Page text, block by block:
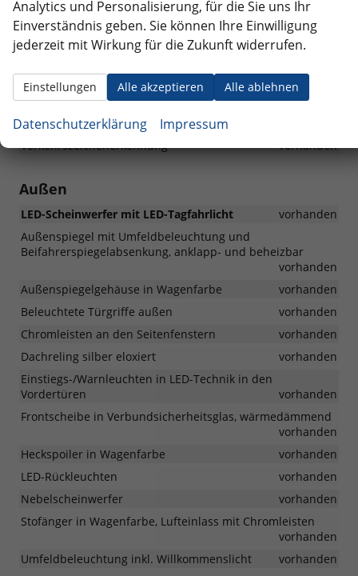
Schlüsselloses Startsystem "Keyless Start"
vorhanden
Spurwechselassistent "Side Assist", Ausparkassistent und
Ausstiegswarnung
vorhanden
vorhanden
Verkehrszeichenerkennung
vorhanden
Außen
LED-Scheinwerfer mit LED-Tagfahrlicht
vorhanden
Außenspiegel mit Umfeldbeleuchtung und
Beifahrerspiegelabsenkung, anklapp- und beheizbar
vorhanden
Außenspiegelgehäuse in Wagenfarbe
vorhanden
Beleuchtete Türgriffe außen
vorhanden
Chromleisten an den Seitenfenstern
vorhanden
Dachreling silber eloxiert
vorhanden
Einstiegs-/Warnleuchten in LED-Technik in den
Vordertüren
vorhanden
Frontscheibe in Verbundsicherheitsglas, wärmedämmend
vorhanden
Heckspoiler in Wagenfarbe
vorhanden
LED-Rückleuchten
vorhanden
Nebelscheinwerfer
vorhanden
Stofänger in Wagenfarbe, Lufteinlass mit Chromleisten
vorhanden
Umfeldbeleuchtung inkl. Willkommenslicht
vorhanden
Analytics und Personalisierung, für die Sie uns Ihr
Einverständnis geben. Sie können Ihre Einwilligung
jederzeit mit Wirkung für die Zukunft widerrufen.
Alle akzeptieren Alle ablehnen
Einstellungen
Datenschutzerklärung Impressum